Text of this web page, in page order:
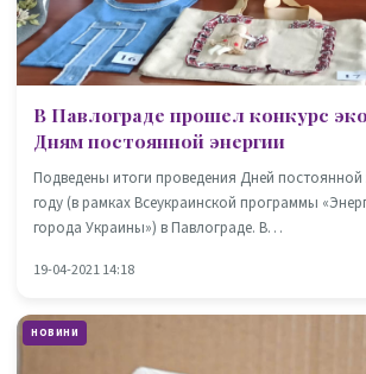
В Павлограде прошел конкурс
Дням постоянной энергии
Подведены итоги проведения Дней постоянной
году (в рамках Всеукраинской программы
города Украины») в Павлограде. В…
19-04-2021 14:18
НОВИНИ